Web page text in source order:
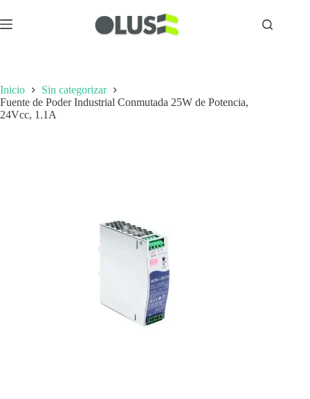
Inicio
Sin categorizar
Fuente de Poder Industrial Conmutada 25W de Potencia,
24Vcc, 1.1A